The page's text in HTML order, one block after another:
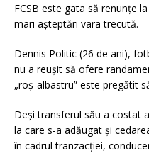
FCSB este gata să renunțe
mari așteptări vara trecută.
Dennis Politic (26 de ani),
nu a reușit să ofere
„roș-albastru” este pregătit
Deși transferul său a costat
la care s-a adăugat și
în cadrul tranzacției,